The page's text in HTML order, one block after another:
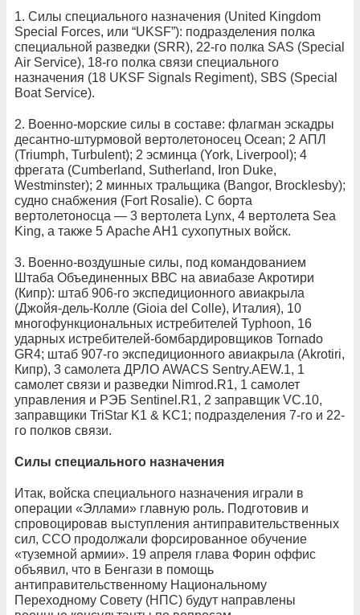
1. Силы специального назначения (United Kingdom
Special Forces, или “UKSF”): подразделения полка
специальной разведки (SRR), 22-го полка SAS (Special
Air Service), 18-го полка связи специального
назначения (18 UKSF Signals Regiment), SBS (Special
Boat Service).
2. Военно-морские силы в составе: флагман эскадры
десантно-штурмовой вертолетоносец Ocean; 2 АПЛ
(Triumph, Turbulent); 2 эсминца (York, Liverpool); 4
фрегата (Cumberland, Sutherland, Iron Duke,
Westminster); 2 минных тральщика (Bangor, Brocklesby);
судно снабжения (Fort Rosalie). С борта
вертолетоносца — 3 вертолета Lynx, 4 вертолета Sea
King, а также 5 Apache AH1 сухопутных войск.
3. Военно-воздушные силы, под командованием
Штаба Объединенных ВВС на авиабазе Акротири
(Кипр): штаб 906-го экспедиционного авиакрыла
(Джойя-дель-Колле (Gioia del Colle), Италия), 10
многофункциональных истребителей Typhoon, 16
ударных истребителей-бомбардировщиков Tornado
GR4; штаб 907-го экспедиционного авиакрыла (Akrotiri,
Кипр), 3 самолета ДРЛО AWACS Sentry.AEW.1, 1
самолет связи и разведки Nimrod.R1, 1 самолет
управления и РЭБ Sentinel.R1, 2 заправщик VC.10,
заправщики TriStar K1 & KC1; подразделения 7-го и 22-
го полков связи.
Силы специального назначения
Итак, войска специального назначения играли в
операции «Эллами» главную роль. Подготовив и
спровоцировав выступления антиправительственных
сил, ССО продолжали форсированное обучение
«туземной армии». 19 апреля глава Форин оффис
объявил, что в Бенгази в помощь
антиправительственному Национальному
Переходному Совету (НПС) будут направлены